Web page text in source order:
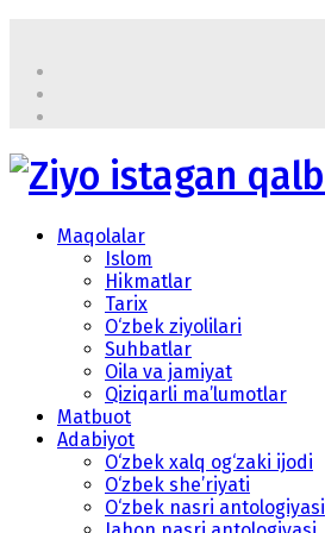
Maqolalar
Islom
Hikmatlar
Tarix
O‘zbek ziyolilari
Suhbatlar
Oila va jamiyat
Qiziqarli ma’lumotlar
Matbuot
Adabiyot
O‘zbek xalq og‘zaki ijodi
O‘zbek she’riyati
O‘zbek nasri antologiyasi